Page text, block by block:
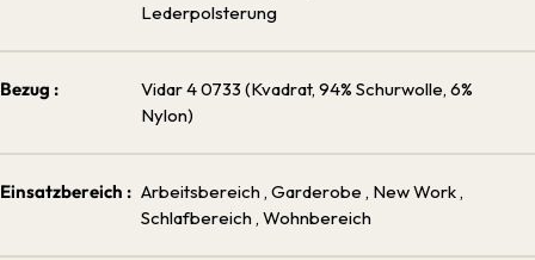
Lederpolsterung
Bezug :
Vidar 4 0733 (Kvadrat, 94% Schurwolle, 6%
Nylon)
Einsatzbereich : Arbeitsbereich , Garderobe , New Work ,
Schlafbereich , Wohnbereich